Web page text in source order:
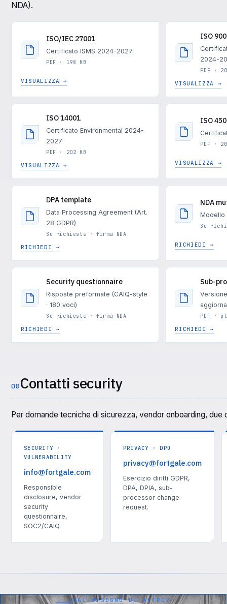
NDA).
ISO/IEC 27001
Certificato ISMS 2024-2027
PDF · 198 KB
VISUALIZZA →
ISO
2024-
PDF ·
VISUALIZZA →
ISO 14001
Certificato Environmental 2024-
2027
PDF · 202 KB
VISUALIZZA →
ISO
PDF ·
VISUALIZZA →
DPA template
Data Processing Agreement (Art.
28 GDPR)
Su richiesta · firma NDA
RICHIEDI →
NDA
Modello
Su
RICHIEDI →
Security questionnaire
Risposte preformate (CAIQ-style
· 180 voci)
Su richiesta · firma NDA
RICHIEDI →
Sub-
PDF ·
RICHIEDI →
08 Contatti security
Per domande tecniche di sicurezza, vendor onboarding, due
SECURITY ·
VULNERABILITY
info@fortgale.com
Responsible
disclosure, vendor
security
questionnaire,
SOC2/CAIQ.
PRIVACY · DPO
privacy@fortgale.com
Esercizio diritti GDPR,
DPA, DPIA, sub-
processor change
request.
HAI BISOGNO DI ALTRO?